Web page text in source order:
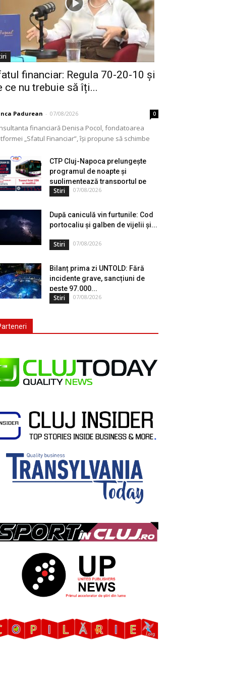
financiar: Regula 70-20-10 și
ce nu trebuie să îți...
Padurean - 07/08/2026 0
financiară Denisa Pocol, fondatoarea
„Sfatul Financiar”, își propune să schimbe
de peste...CTP Cluj-Napoca prelungește
programul de noapte și
suplimentează transportul pe
durata...
Stiri 07/08/2026
După caniculă vin furtunile: Cod
portocaliu și galben de vijelii și...
Stiri 07/08/2026
Bilanț prima zi UNTOLD: Fără
incidente grave, sancțiuni de
peste 97.000...
Stiri 07/08/2026